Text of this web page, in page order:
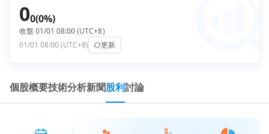
00(0%)
收盤 01/01 08:00 (UTC+8)
01/01 08:00 (UTC+8)
更新
個股概要技術分析新聞股利討論